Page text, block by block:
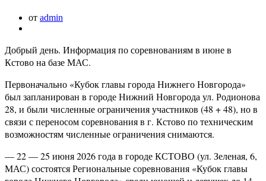
от admin
Добрый день. Информация по соревнованиям в июне в
Кстово на базе МАС.
Первоначально «Кубок главы города Нижнего Новгорода»
был запланирован в городе Нижний Новгорода ул. Родионова
28, и были численные ограничения участников (48 + 48), но в
связи с переносом соревнования в г. Кстово по техническим
возможностям численные ограничения снимаются.
— 22 — 25 июня 2026 года в городе КСТОВО (ул. Зеленая, 6,
МАС) состоятся Региональные соревнования «Кубок главы